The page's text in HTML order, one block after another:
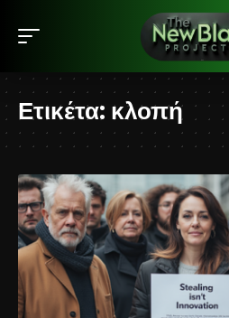
Ετικέτα: κλοπή